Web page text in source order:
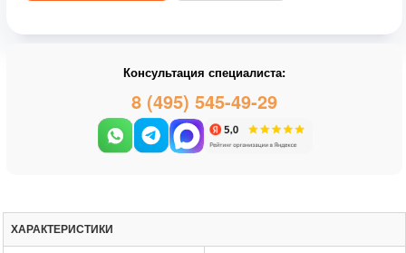
Консультация специалиста:
8 (495) 545-49-29
ХАРАКТЕРИСТИКИ